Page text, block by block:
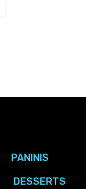
PANINIS
DESSERTS